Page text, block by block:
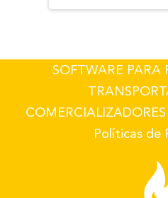
SOFTWARE PARA
Políticas de